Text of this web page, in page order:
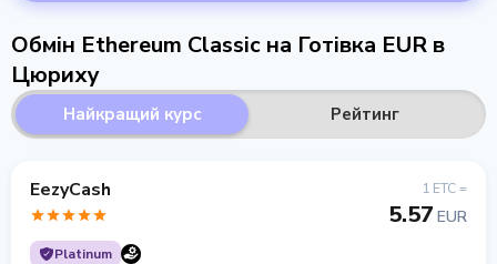
Обмін Ethereum Classic на Готівка EUR в
Цюриху
Найкращий курс Рейтинг
EezyCash
Platinum
1 ETC =
5.57 EUR